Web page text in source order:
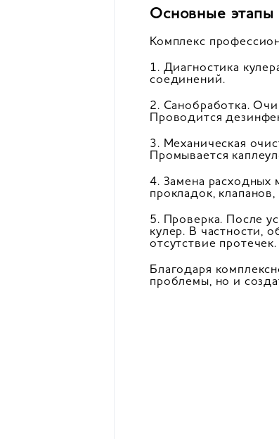
Основные этапы
Комплекс
1. Диагностика
соединений.
2. Санобработка.
Проводится
3. Механическая
Промывается
4. Замена расходных
прокладок, клапанов,
5. Проверка. После
кулер. В частности,
отсутствие протечек.
Благодаря
проблемы, но и